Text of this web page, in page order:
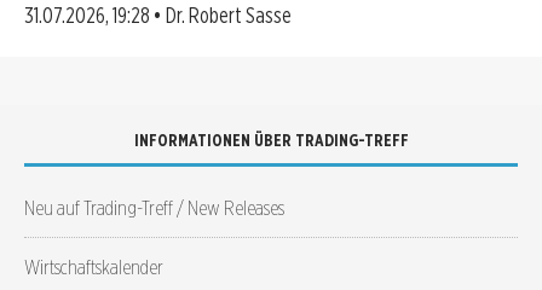
31.07.2026, 19:28 • Dr. Robert Sasse
INFORMATIONEN ÜBER TRADING-TREFF
Neu auf Trading-Treff / New Releases
Wirtschaftskalender